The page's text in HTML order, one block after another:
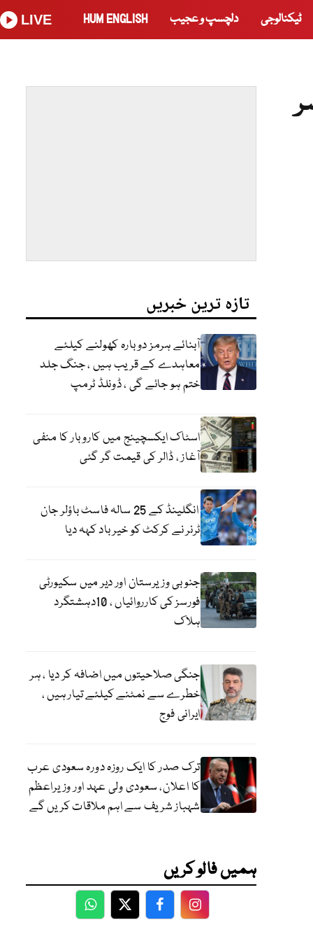
ٹیکنالوجی دلچسپ و عجیب HUM ENGLISH
LIVE
تازہ ترین خبریں
آبنائے ہرمز دوبارہ کھولنے کیلئے
معاہدے کے قریب ہیں ، جنگ جلد
ختم ہو جائے گی ، ڈونلڈ ٹرمپ
اسٹاک ایکسچینج میں کاروبار کا منفی
آغاز ، ڈالر کی قیمت گر گئی
انگلینڈ کے 25 سالہ فاسٹ باؤلر جان
ٹرنر نے کرکٹ کو خیر باد کہہ دیا
جنوبی وزیرستان اور دیر میں سکیورٹی
فورسز کی کارروائیاں ، 10دہشتگرد
ہلاک
جنگی صلاحیتوں میں اضافہ کر دیا ، ہر
خطرے سے نمٹنے کیلئے تیار ہیں ،
ایرانی فوج
ترک صدر کا ایک روزہ دورہ سعودی عرب
کا اعلان، سعودی ولی عہد اور وزیراعظم
شہباز شریف سے اہم ملاقات کریں گے
ہمیں فالو کریں
WhatsApp
TwitterFacebookFacebook